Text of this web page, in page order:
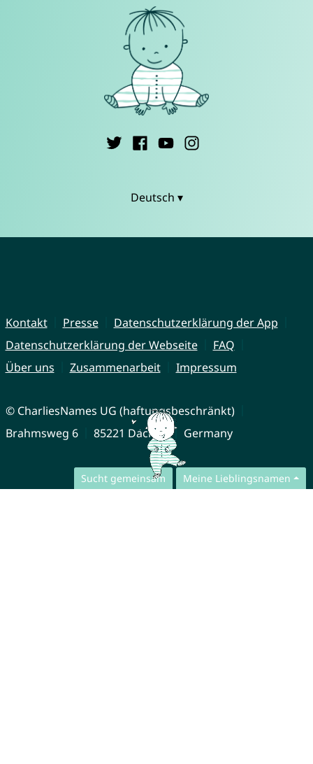
Sucht gemeinsam Meine Lieblingsnamen
Deutsch ▾
Kontakt Presse
Datenschutzerklärung der App
Datenschutzerklärung der Webseite
FAQ
Über uns
Zusammenarbeit Impressum
© CharliesNames UG (haftungsbeschränkt)
Brahmsweg 6
85221 Dachau Germany